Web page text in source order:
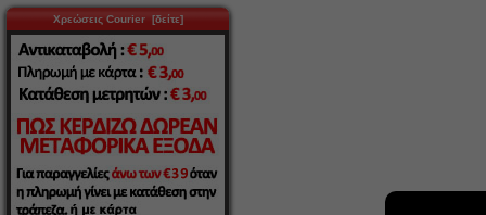
Χρεώσεις Courier [δείτε]